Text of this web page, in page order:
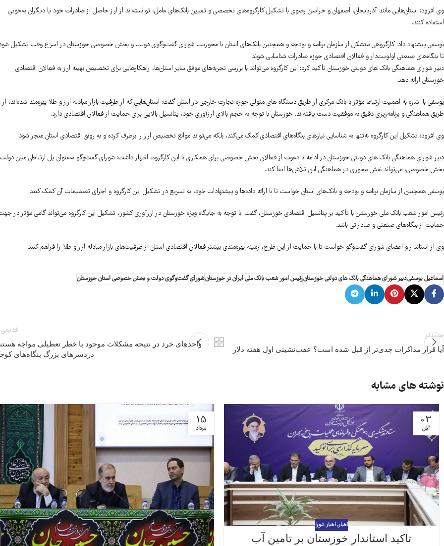
وی افزود: استان‌هایی مانند آذربایجان، اصفهان و خراسان رضوی با تشکیل کارگروه‌های تخصصی و تعیین بانک‌های عامل، توانسته‌اند از ارز حاصل از صادرات خود یا دیگران به‌خوبی
استفاده کنند.
یوسفی پیشنهاد داد: کارگروهی متشکل از سازمان برنامه و بودجه و همچنین بانک‌های استان با محوریت شورای گفت‌وگوی دولت و بخش خصوصی خوزستان در اسرع وقت تشکیل
تا بنگاه‌های صنعتی اولویت‌دار و فعالان اقتصادی حوزه صادرات شناسایی شوند.
دبیر شورای هماهنگی بانک های دولتی خوزستان تأکید کرد: این کارگروه می‌تواند با بررسی تجربه‌های موفق سایر استان‌ها، راهکارهایی برای تخصیص بهینه ارز به فعالان اقتصادی
خوزستان ارائه دهد.
یوسفی با اشاره به اهمیت ارتباط مؤثر با بانک مرکزی از طریق دستگاه های متولی حوزه تجارت خارجی در استان گفت: استان‌هایی که از ظرفیت بازار مبادله ارز و طلا بهره‌مند شده‌اند، از
طریق هماهنگی و برنامه‌ریزی دقیق به موفقیت دست یافته‌اند. خوزستان با توجه به حجم بالای ارزآوری خود، پتانسیل بالایی برای حمایت از فعالان اقتصادی دارد.
وی افزود: تشکیل این کارگروه نه‌تنها به شناسایی نیازهای بنگاه‌های اقتصادی کمک می‌کند، بلکه می‌تواند موانع تخصیص ارز را برطرف کرده و به رونق اقتصادی استان منجر شود.
دبیر شورای هماهنگی بانک های دولتی خوزستان در ادامه با دعوت از فعالان بخش خصوصی برای همکاری با این کارگروه، اظهار داشت: شورای گفت‌وگو به‌عنوان پل ارتباطی میان
بخش خصوصی، می‌تواند نقش محوری در هماهنگی این تلاش‌ها ایفا کند.
یوسفی همچنین از سازمان برنامه و بودجه و بانک‌های استان خواست تا با ارائه داده‌ها و پیشنهادات خود، به تسریع در تشکیل این کارگروه و اجرای تصمیمات آن کمک کنند.
رئیس امور شعب بانک ملی خوزستان با تأکید بر پتانسیل اقتصادی خوزستان، گفت: با توجه به جایگاه ویژه خوزستان در ارزآوری کشور، تشکیل این کارگروه می‌تواند گامی مؤثر در
حمایت از بنگاه‌های صنعتی و صادراتی باشد.
وی از استاندار و اعضای شورای گفت‌وگو خواست تا با حمایت از این طرح، زمینه بهره‌مندی بیشتر فعالان اقتصادی استان از ظرفیت‌های بازار مبادله ارز و طلا را فراهم کنند.
اسماعیل یوسفیدبیر شورای هماهنگی بانک های دولتی خوزستانرئیس امور شعب بانک ملی ایران در خوزستانشورای گفت‌وگوی دولت و بخش خصوصی استان خوزستان
جدیدتر
آیا قرار مذاکرات جدی‌تر از قبل شده است؟‌ عقب‌نشینی اول هفته دلار
قدیمی
واحدهای خرد در نتیجه مشکلات موجود با خطر تعطیلی مواجه
دردسرهای بزرگ بنگاه‌های
نوشته های مشابه
03
آبان
اخبار,اخبار شورا
تاکید استاندار خوزستان بر تامین آب
15
مرداد